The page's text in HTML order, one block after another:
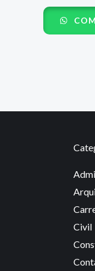
Valorado
con
de
Civil